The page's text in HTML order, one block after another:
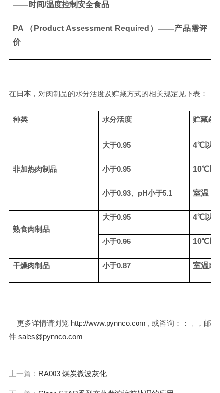
——时间/温度控制安全食品
PA （Product Assessment Required） ——产品需评
价
在 日本，对肉制品的水分活度及贮藏方式的相关规定见下表：
种类 水分活度 贮藏条
非加热肉制品
大于0.95 4℃以
小于0.95 10℃以
小于0.93、 pH小于5.1 室温
熟食肉制品
大于0.95 4℃以
小于0.95 10℃以
干燥肉制品 小于0.87 室温或
更多详情请浏览 http://www.pynnco.com , 或咨询：：，，邮
件 sales@pynnco.com
上一篇： RA003 煤炭微波灰化